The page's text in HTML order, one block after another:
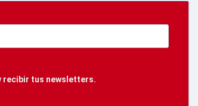
recibir tus newsletters.